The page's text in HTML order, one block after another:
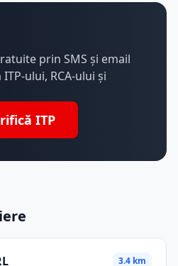
prin SMS și email
ului, RCA-ului și
ITP
3.4 km